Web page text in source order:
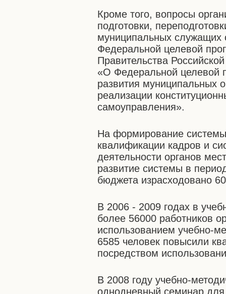
Кроме того, вопросы
подготовки,
муниципальных служащих
Федеральной целевой
Правительства
«О Федеральной целевой
развития муниципальных
реализации
самоуправления».
На формирование
квалификации кадров и
деятельности органов
развитие системы в
бюджета израсходовано
В 2006 - 2009 годах в
более 56000 работников
использованием учебно-
6585 человек повысили
посредством
В 2008 году учебно-
однодневный семинар для